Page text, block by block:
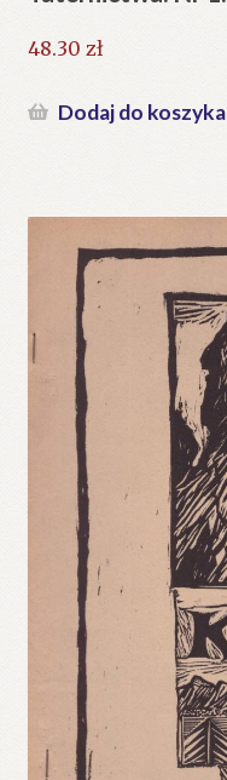
48.30 zł
Dodaj do koszyka